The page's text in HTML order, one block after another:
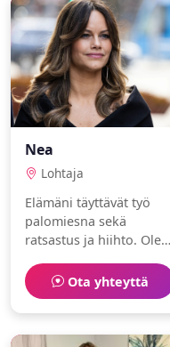
Nea
Lohtaja
Elämäni täyttävät työ
palomiesna sekä
ratsastus ja hiihto. Olen
Ota yhteyttä